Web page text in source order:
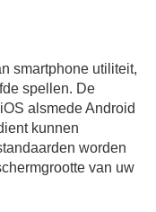
smartphone utiliteit,
spellen. De
alsmede Android
kunnen
worden
van uw